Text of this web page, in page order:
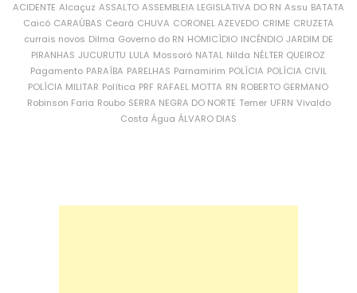
ACIDENTE Alcaçuz ASSALTO ASSEMBLEIA LEGISLATIVA DO RN Assu BATATA
Caicó CARAÚBAS Ceará CHUVA CORONEL AZEVEDO CRIME CRUZETA
currais novos Dilma Governo do RN HOMICÍDIO INCÊNDIO JARDIM DE
PIRANHAS JUCURUTU LULA Mossoró NATAL Nilda NÉLTER QUEIROZ
Pagamento PARAÍBA PARELHAS Parnamirim POLÍCIA POLÍCIA CIVIL
POLÍCIA MILITAR Política PRF RAFAEL MOTTA RN ROBERTO GERMANO
Robinson Faria Roubo SERRA NEGRA DO NORTE Temer UFRN Vivaldo
Costa Água ÁLVARO DIAS